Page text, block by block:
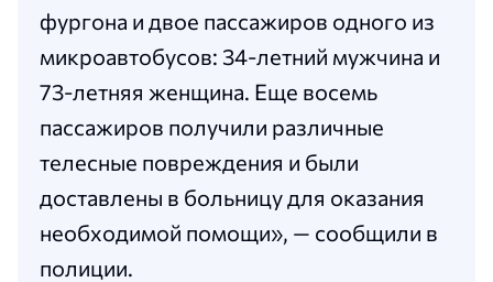
фургона и двое пассажиров одного из
микроавтобусов: 34-летний мужчина и
73-летняя женщина. Еще восемь
пассажиров получили различные
телесные повреждения и были
доставлены в больницу для оказания
необходимой помощи», — сообщили в
полиции.